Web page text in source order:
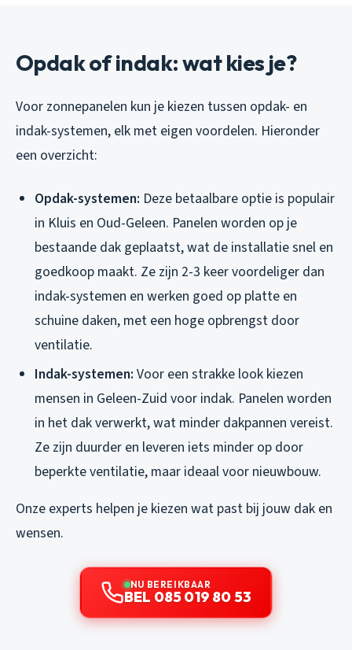
Opdak of indak: wat kies je?
Voor zonnepanelen kun je kiezen tussen opdak- en
indak-systemen, elk met eigen voordelen. Hieronder
een overzicht:
Opdak-systemen: Deze betaalbare optie is populair
in Kluis en Oud-Geleen. Panelen worden op je
bestaande dak geplaatst, wat de installatie snel en
goedkoop maakt. Ze zijn 2-3 keer voordeliger dan
indak-systemen en werken goed op platte en
schuine daken, met een hoge opbrengst door
ventilatie.
Indak-systemen: Voor een strakke look kiezen
mensen in Geleen-Zuid voor indak. Panelen worden
in het dak verwerkt, wat minder dakpannen vereist.
Ze zijn duurder en leveren iets minder op door
beperkte ventilatie, maar ideaal voor nieuwbouw.
Onze experts helpen je kiezen wat past bij jouw dak en
wensen.
NU BEREIKBAAR
BEL 085 019 80 53